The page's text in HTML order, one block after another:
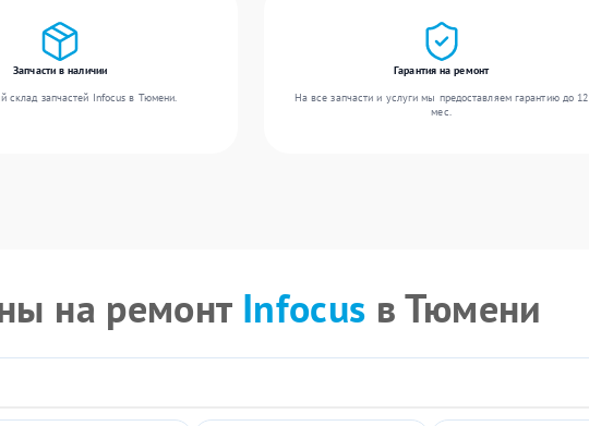
Запчасти в наличии
склад запчастей Infocus в Тюмени.
Гарантия на ремонт
На все запчасти и услуги мы предоставляем гарантию до 12
мес.
на ремонт Infocus в Тюмени